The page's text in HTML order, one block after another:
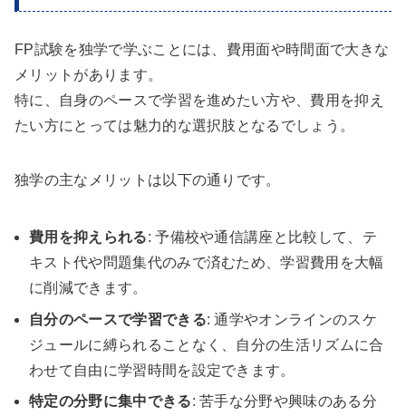
FP試験を独学で学ぶことには、費用面や時間面で大きな
メリットがあります。
特に、自身のペースで学習を進めたい方や、費用を抑え
たい方にとっては魅力的な選択肢となるでしょう。
独学の主なメリットは以下の通りです。
費用を抑えられる: 予備校や通信講座と比較して、テ
キスト代や問題集代のみで済むため、学習費用を大幅
に削減できます。
自分のペースで学習できる: 通学やオンラインのスケ
ジュールに縛られることなく、自分の生活リズムに合
わせて自由に学習時間を設定できます。
特定の分野に集中できる: 苦手な分野や興味のある分